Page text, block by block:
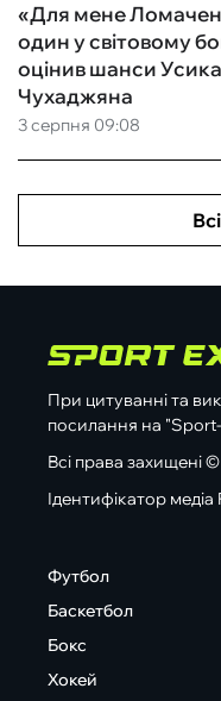
3 серпня 09:08
«Для мене
один у світовому
оцінив шанси
Чухаджяна
При цитуванні та
посилання на
Всі права захищені
Ідентифікатор
Футбол
Баскетбол
Бокс
Хокей